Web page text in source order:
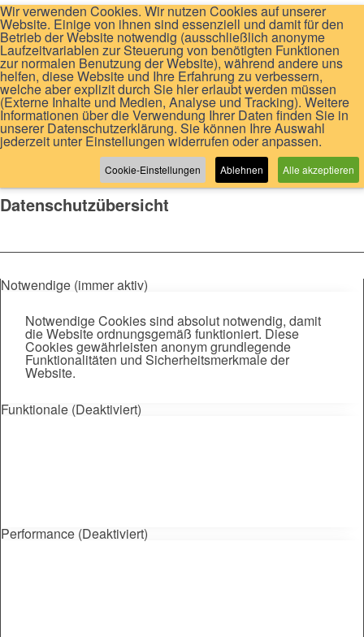
Wir verwenden Cookies. Wir nutzen Cookies auf unserer
Website. Einige von ihnen sind essenziell und damit für den
Betrieb der Website notwendig (ausschließlich anonyme
Laufzeitvariablen zur Steuerung von benötigten Funktionen
zur normalen Benutzung der Website), während andere uns
helfen, diese Website und Ihre Erfahrung zu verbessern,
welche aber explizit durch Sie hier erlaubt werden müssen
(Externe Inhalte und Medien, Analyse und Tracking). Weitere
Informationen über die Verwendung Ihrer Daten finden Sie in
unserer Datenschutzerklärung. Sie können Ihre Auswahl
jederzeit unter Einstellungen widerrufen oder anpassen.
Alle akzeptieren
Ablehnen
Cookie-Einstellungen
Datenschutzübersicht
Notwendige (immer aktiv)
Notwendige Cookies sind absolut notwendig, damit
die Website ordnungsgemäß funktioniert. Diese
Cookies gewährleisten anonym grundlegende
Funktionalitäten und Sicherheitsmerkmale der
Website.
Funktionale (Deaktiviert)
Performance (Deaktiviert)